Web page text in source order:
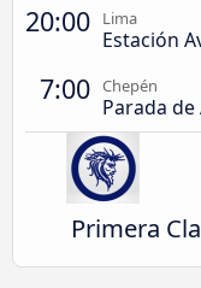
20:00 Lima
Estación
7:00 Chepén
Parada
Primera